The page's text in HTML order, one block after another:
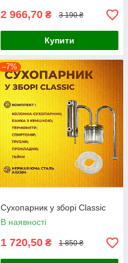
2 966,70 ₴ 3 190 ₴
Купити
–7%
Сухопарник у зборі Classic
В наявності
1 720,50 ₴ 1 850 ₴